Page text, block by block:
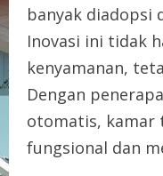
banyak diadopsi
Inovasi ini tidak
kenyamanan,
Dengan
otomatis, kamar
fungsional dan